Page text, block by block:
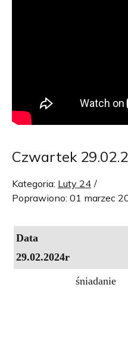
Czwartek
Kategoria: Luty 24
Poprawiono: 01 marzec
Data
29.02.2024r
śniadanie